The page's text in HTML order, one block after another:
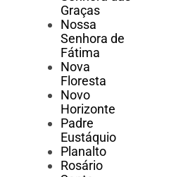
Graças
Nossa
Senhora de
Fátima
Nova
Floresta
Novo
Horizonte
Padre
Eustáquio
Planalto
Rosário